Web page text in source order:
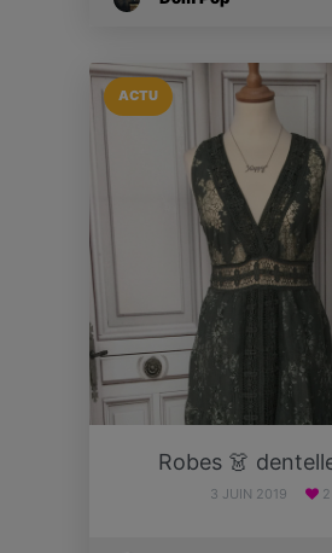
ACTU
Robes 👗
3 JUIN 2019 2